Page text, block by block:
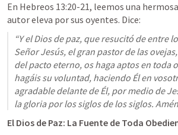
En Hebreos 13:20-21, leemos una
autor eleva por sus oyentes. Dice:
“Y el Dios de paz, que resucitó de entre
Señor Jesús, el gran pastor de las
del pacto eterno, os haga aptos en toda
hagáis su voluntad, haciendo Él en
agradable delante de Él, por medio de
la gloria por los siglos de los siglos.
El Dios de Paz: La Fuente de Toda